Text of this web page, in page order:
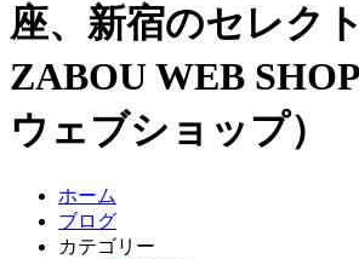
座、新宿のセレク
ZABOU WEB
ウェブショップ）
ホーム
ブログ
カテゴリー